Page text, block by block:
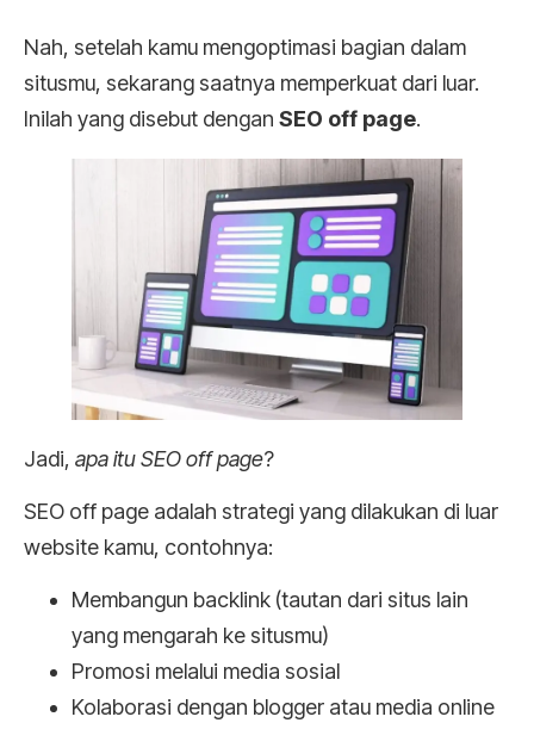
Nah, setelah kamu mengoptimasi bagian dalam
situsmu, sekarang saatnya memperkuat dari luar.
Inilah yang disebut dengan SEO off page.
Jadi, apa itu SEO off page?
SEO off page adalah strategi yang dilakukan di luar
website kamu, contohnya:
Membangun backlink (tautan dari situs lain
yang mengarah ke situsmu)
Promosi melalui media sosial
Kolaborasi dengan blogger atau media online